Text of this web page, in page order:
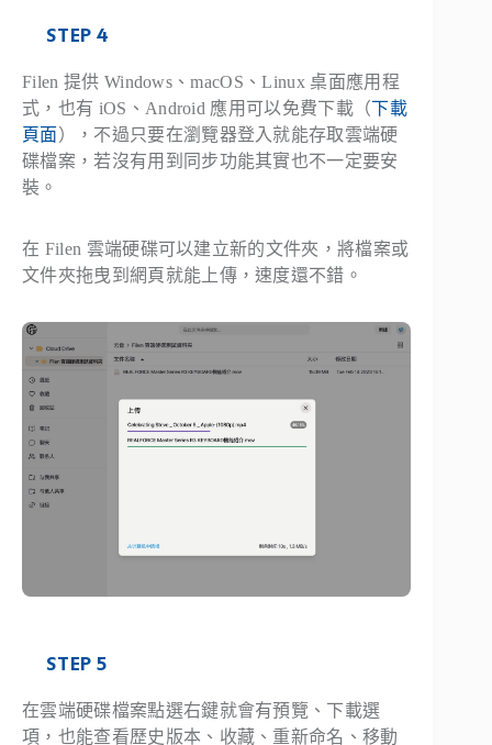
STEP 4
Filen 提供 Windows、macOS、Linux 桌面應用程
式，也有 iOS、Android 應用可以免費下載（下載
頁面），不過只要在瀏覽器登入就能存取雲端硬
碟檔案，若沒有用到同步功能其實也不一定要安
裝。
在 Filen 雲端硬碟可以建立新的文件夾，將檔案或
文件夾拖曳到網頁就能上傳，速度還不錯。
STEP 5
在雲端硬碟檔案點選右鍵就會有預覽、下載選
項，也能查看歷史版本、收藏、重新命名、移動